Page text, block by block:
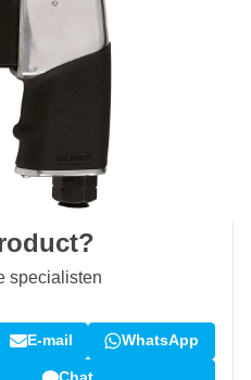
In mijn winkelwagen
bezorgd
reviews)
specialisten
E-mail WhatsApp